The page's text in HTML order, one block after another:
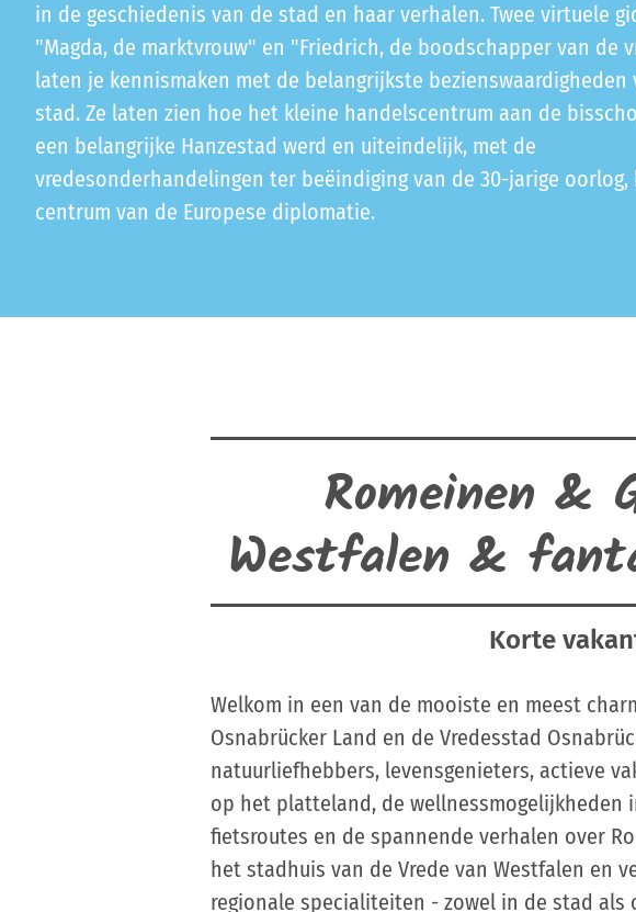
in de geschiedenis van de stad en haar verhalen. Twee virtuele
"Magda, de marktvrouw" en "Friedrich, de boodschapper van de
laten je kennismaken met de belangrijkste bezienswaardigheden
stad. Ze laten zien hoe het kleine handelscentrum aan de
een belangrijke Hanzestad werd en uiteindelijk, met de
vredesonderhandelingen ter beëindiging van de 30-jarige oorlog,
centrum van de Europese diplomatie.
Romeinen &
Westfalen &
Korte
Welkom in een van de mooiste en meest
Osnabrücker Land en de Vredesstad
natuurliefhebbers, levensgenieters, actieve
op het platteland, de wellnessmogelijkheden
fietsroutes en de spannende verhalen over
het stadhuis van de Vrede van Westfalen en
regionale specialiteiten - zowel in de stad